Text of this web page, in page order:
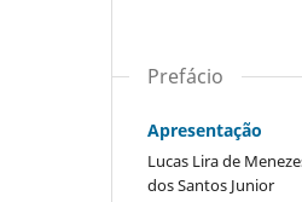
Prefácio
Apresentação
Lucas Lira de
dos Santos Junior